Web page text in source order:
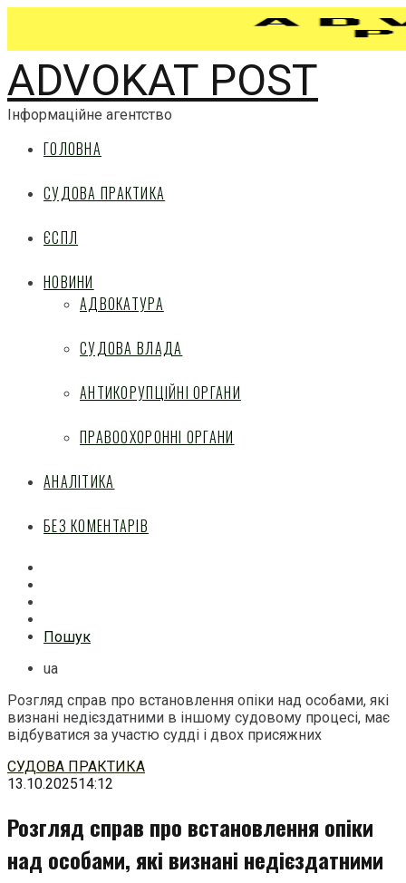
ADVOKAT POST
Інформаційне агентство
ГОЛОВНА
СУДОВА ПРАКТИКА
ЄСПЛ
НОВИНИ
АДВОКАТУРА
СУДОВА ВЛАДА
АНТИКОРУПЦІЙНІ ОРГАНИ
ПРАВООХОРОННІ ОРГАНИ
АНАЛІТИКА
БЕЗ КОМЕНТАРІВ
Пошук
ua
Розгляд справ про встановлення опіки над особами, які
визнані недієздатними в іншому судовому процесі, має
відбуватися за участю судді і двох присяжних
Перейти
до
СУДОВА ПРАКТИКА
13.10.202514:12
Розгляд справ про встановлення опіки
над особами, які визнані недієздатними